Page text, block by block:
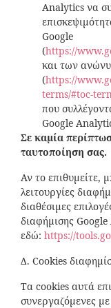
Analytics να
Google
(https://
και των
(https://
terms/#toc-
που
Google
Σε καμία
ταυτοποίηση σας.
Αν το επιθυμείτε,
λειτουργίες
διαθέσιμες
διαφήμισης
εδώ: https://
Δ. Cookies
Τα cookies αυτά
συνεργαζόμενες